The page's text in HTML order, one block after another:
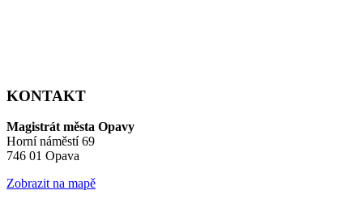
KONTAKT
Magistrát města Opavy
Horní náměstí 69
746 01 Opava
Zobrazit na mapě